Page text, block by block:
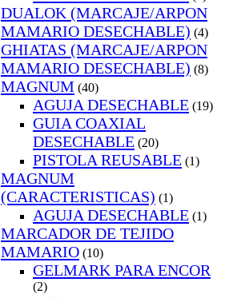
DUALOK (MARCAJE/ARPON
MAMARIO DESECHABLE) (4)
GHIATAS (MARCAJE/ARPON
MAMARIO DESECHABLE) (8)
MAGNUM (40)
AGUJA DESECHABLE (19)
GUIA COAXIAL
DESECHABLE (20)
PISTOLA REUSABLE (1)
MAGNUM
(CARACTERISTICAS) (1)
AGUJA DESECHABLE (1)
MARCADOR DE TEJIDO
MAMARIO (10)
GELMARK PARA ENCOR
(2)